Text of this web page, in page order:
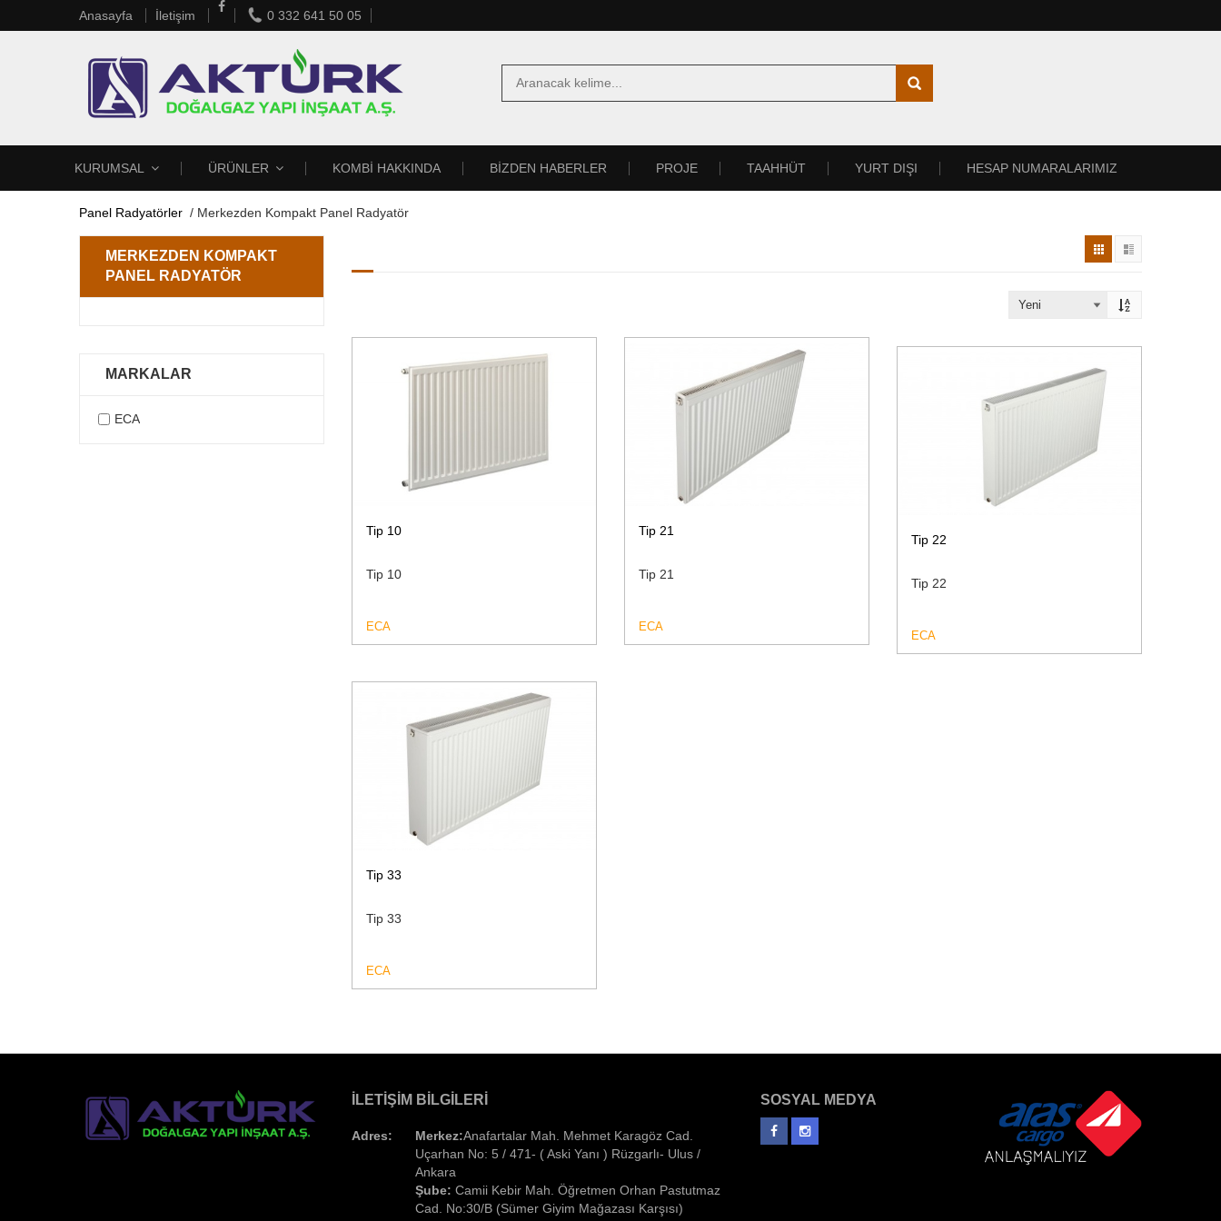
Anasayfa İletişim 0 332 641 50 05
KURUMSAL ÜRÜNLER KOMBİ HAKKINDA BİZDEN HABERLER PROJE TAAHHÜT YURT DIŞI HESAP NUMARALARIMIZ
Panel Radyatörler / Merkezden Kompakt Panel Radyatör
MERKEZDEN KOMPAKT
PANEL RADYATÖR
MARKALAR
ECA
Tip 10
Tip 10
ECA
Tip 21
Tip 21
ECA
Tip 22
Tip 22
ECA
Tip 33
Tip 33
ECA
İLETIŞIM BILGILERI
Adres: Merkez:Anafartalar Mah. Mehmet Karagöz Cad.
Uçarhan No: 5 / 471- ( Aski Yanı ) Rüzgarlı- Ulus /
Ankara
Şube: Camii Kebir Mah. Öğretmen Orhan Pastutmaz
Cad. No:30/B (Sümer Giyim Mağazası Karşısı)
SOSYAL MEDYA